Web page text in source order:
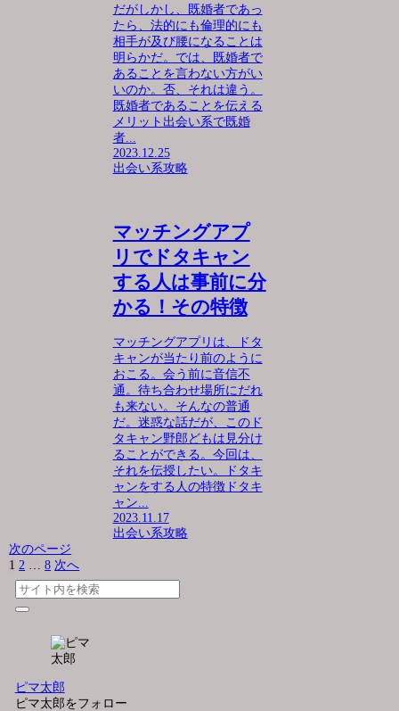
だがしかし、既婚者であっ
たら、法的にも倫理的にも
相手が及び腰になることは
明らかだ。では、既婚者で
あることを言わない方がい
いのか。否、それは違う。
既婚者であることを伝える
メリット出会い系で既婚
者...
2023.12.25
出会い系攻略
マッチングアプ
リでドタキャン
する人は事前に分
かる！その特徴
マッチングアプリは、ドタ
キャンが当たり前のように
おこる。会う前に音信不
通。待ち合わせ場所にだれ
も来ない。そんなの普通
だ。迷惑な話だが、このド
タキャン野郎どもは見分け
ることができる。今回は、
それを伝授したい。ドタキ
ャンをする人の特徴ドタキ
ャン...
2023.11.17
出会い系攻略
次のページ
1 2 … 8 次へ
ピマ太郎
ピマ太郎をフォロー